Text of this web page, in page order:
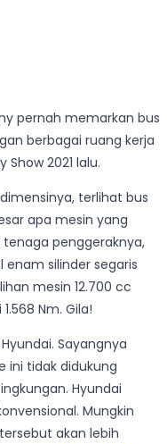
pernah memarkan bus
berbagai ruang kerja
2021 lalu.
terlihat bus
apa mesin yang
penggeraknya,
silinder segaris
mesin 12.700 cc
Nm. Gila!
Sayangnya
ini tidak didukung
Hyundai
Mungkin
akan lebih